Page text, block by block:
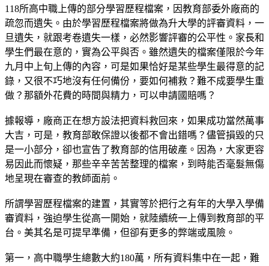
118所高中職上傳的部分學習歷程檔案，因教育部委外廠商的
疏忽而遺失。由於學習歷程檔案將做為升大學的評審資料，一
旦遺失，就跟考卷遺失一樣，必然影響評審的公平性。家長和
學生們最在意的，實為公平與否。雖然遺失的檔案僅限於今年
九月中上旬上傳的內容，可是如果恰好是某些學生最得意的記
錄，又很不巧地沒有任何備份，要如何補救？難不成要學生重
做？那額外花費的時間與精力，可以申請國賠嗎？
據報導，廠商正在想方設法把資料救回來，如果成功當然萬事
大吉，可是，教育部敢保證以後都不會出錯嗎？儘管損毀的只
是一小部分，卻也宣告了教育部的信用破產。因為，大家更容
易因此而懷疑，那些辛辛苦苦整理的檔案，到時能否毫髮無傷
地呈現在審查的教師面前。
所謂學習歷程檔案的建置，其實等於把行之有年的大學入學備
審資料，強迫學生從高一開始，就陸續統一上傳到教育部的平
台。美其名是可提早準備，但卻有更多的弊端或風險。
第一，高中職學生總數大約180萬，所有資料集中在一起，難